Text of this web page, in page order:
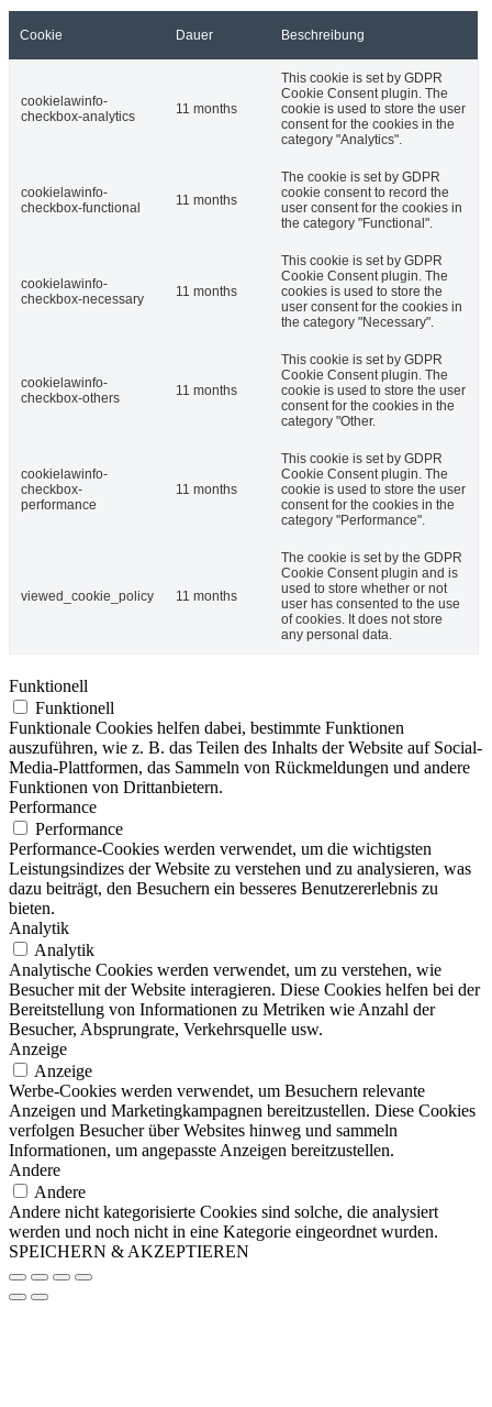
Cookie Dauer Beschreibung
cookielawinfo-
checkbox-analytics
11 months
This cookie is set by GDPR
Cookie Consent plugin. The
cookie is used to store the user
consent for the cookies in the
category "Analytics".
cookielawinfo-
checkbox-functional
11 months
The cookie is set by GDPR
cookie consent to record the
user consent for the cookies in
the category "Functional".
cookielawinfo-
checkbox-necessary
11 months
This cookie is set by GDPR
Cookie Consent plugin. The
cookies is used to store the
user consent for the cookies in
the category "Necessary".
cookielawinfo-
checkbox-others
11 months
This cookie is set by GDPR
Cookie Consent plugin. The
cookie is used to store the user
consent for the cookies in the
category "Other.
cookielawinfo-
checkbox-
performance
11 months
This cookie is set by GDPR
Cookie Consent plugin. The
cookie is used to store the user
consent for the cookies in the
category "Performance".
viewed_cookie_policy 11 months
The cookie is set by the GDPR
Cookie Consent plugin and is
used to store whether or not
user has consented to the use
of cookies. It does not store
any personal data.
Funktionell
Funktionell
Funktionale Cookies helfen dabei, bestimmte Funktionen
auszuführen, wie z. B. das Teilen des Inhalts der Website auf Social-
Media-Plattformen, das Sammeln von Rückmeldungen und andere
Funktionen von Drittanbietern.
Performance
Performance
Performance-Cookies werden verwendet, um die wichtigsten
Leistungsindizes der Website zu verstehen und zu analysieren, was
dazu beiträgt, den Besuchern ein besseres Benutzererlebnis zu
bieten.
Analytik
Analytik
Analytische Cookies werden verwendet, um zu verstehen, wie
Besucher mit der Website interagieren. Diese Cookies helfen bei der
Bereitstellung von Informationen zu Metriken wie Anzahl der
Besucher, Absprungrate, Verkehrsquelle usw.
Anzeige
Anzeige
Werbe-Cookies werden verwendet, um Besuchern relevante
Anzeigen und Marketingkampagnen bereitzustellen. Diese Cookies
verfolgen Besucher über Websites hinweg und sammeln
Informationen, um angepasste Anzeigen bereitzustellen.
Andere
Andere
Andere nicht kategorisierte Cookies sind solche, die analysiert
werden und noch nicht in eine Kategorie eingeordnet wurden.
SPEICHERN & AKZEPTIEREN